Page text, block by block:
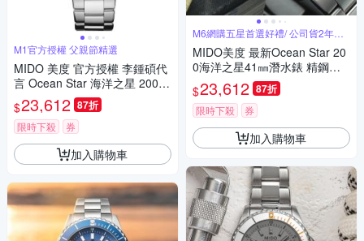
M1官方授權 父親節精選
MIDO 美度 官方授權 李鍾碩代
言 Ocean Star 海洋之星 200米
潛水機械錶 寵爸時刻 送禮推
薦-41mm M0269301105100
$23,612 87折
限時下殺 券
加入購物車
M6網購五星首選好禮/ 公司貨2年保
MIDO美度 最新Ocean Star 20
0海洋之星41㎜潛水錶 精鋼黑
面 M6(M0269301105100)
$23,612 87折
限時下殺 券
加入購物車